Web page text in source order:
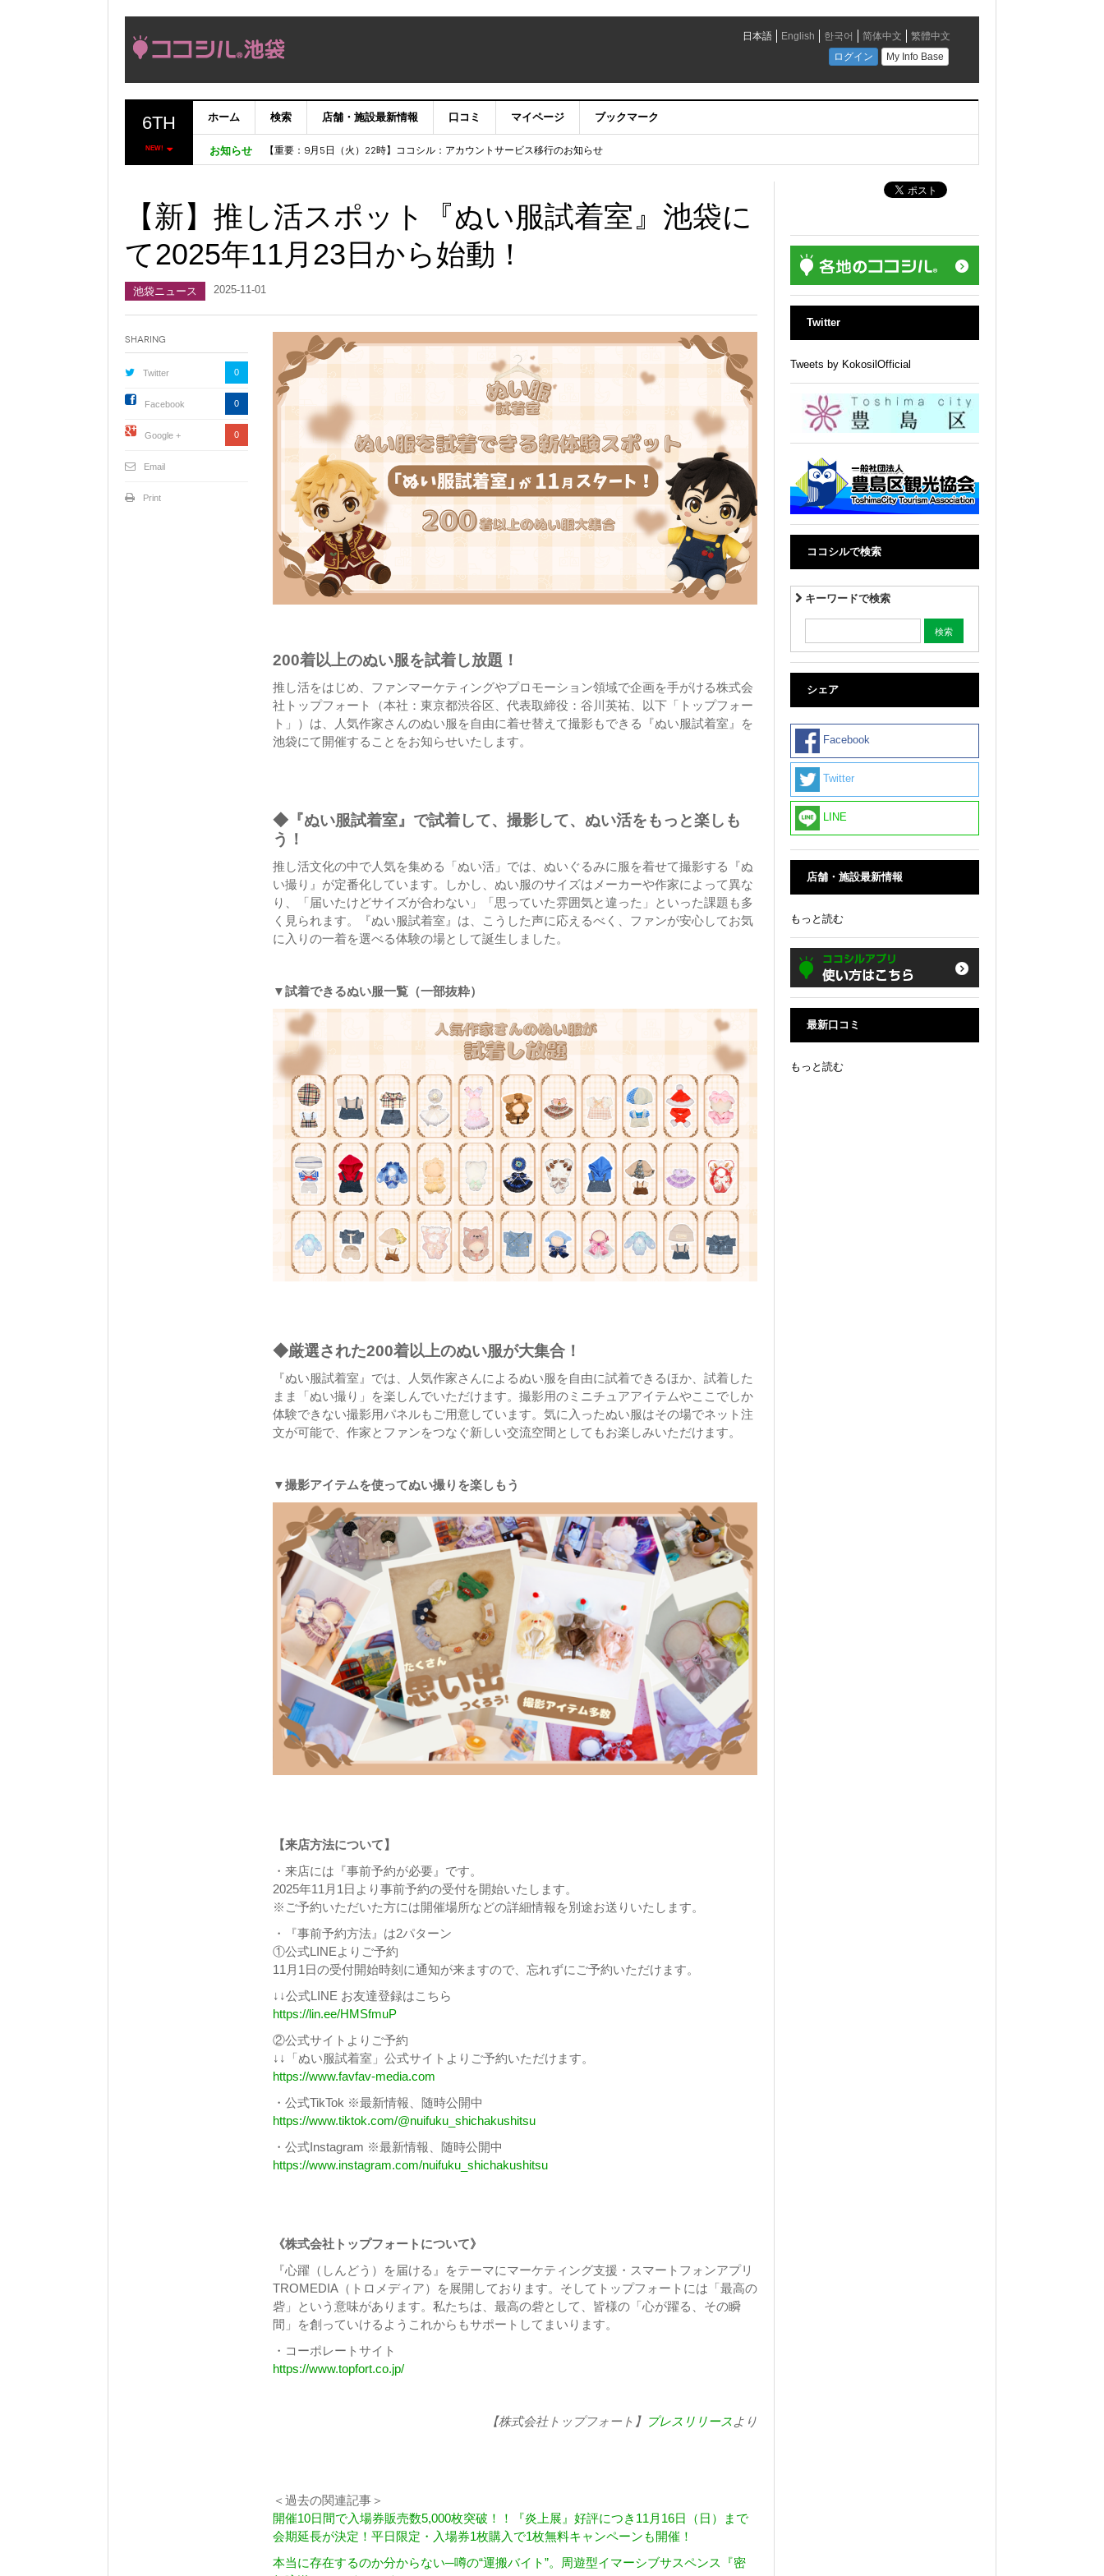
6TH
NEW!
ホーム 検索 店舗・施設最新情報 口コミ マイページ ブックマーク
お知らせ
【完了】システムメンテナンス作業に伴うサイト・アプリ利用停止のお知らせ
【重要：9月5日（火）22時】ココシル：アカウントサービス移行のお知らせ
「いま、困っている店舗の皆様を応援させていただきたい！」
【新】推し活スポット『ぬい服試着室』池袋に
て2025年11月23日から始動！
池袋ニュース 2025-11-01
200着以上のぬい服を試着し放題！
推し活をはじめ、ファンマーケティングやプロモーション領域で企画を手がける株式会
社トップフォート（本社：東京都渋谷区、代表取締役：谷川英祐、以下「トップフォー
ト」）は、人気作家さんのぬい服を自由に着せ替えて撮影もできる『ぬい服試着室』を
池袋にて開催することをお知らせいたします。
◆『ぬい服試着室』で試着して、撮影して、ぬい活をもっと楽しも
う！
推し活文化の中で人気を集める「ぬい活」では、ぬいぐるみに服を着せて撮影する『ぬ
い撮り』が定番化しています。しかし、ぬい服のサイズはメーカーや作家によって異な
り、「届いたけどサイズが合わない」「思っていた雰囲気と違った」といった課題も多
く見られます。『ぬい服試着室』は、こうした声に応えるべく、ファンが安心してお気
に入りの一着を選べる体験の場として誕生しました。
▼試着できるぬい服一覧（一部抜粋）
◆厳選された200着以上のぬい服が大集合！
『ぬい服試着室』では、人気作家さんによるぬい服を自由に試着できるほか、試着した
まま「ぬい撮り」を楽しんでいただけます。撮影用のミニチュアアイテムやここでしか
体験できない撮影用パネルもご用意しています。気に入ったぬい服はその場でネット注
文が可能で、作家とファンをつなぐ新しい交流空間としてもお楽しみいただけます。
▼撮影アイテムを使ってぬい撮りを楽しもう
【来店方法について】
・来店には『事前予約が必要』です。
2025年11月1日より事前予約の受付を開始いたします。
※ご予約いただいた方には開催場所などの詳細情報を別途お送りいたします。
・『事前予約方法』は2パターン
①公式LINEよりご予約
11月1日の受付開始時刻に通知が来ますので、忘れずにご予約いただけます。
↓↓公式LINE お友達登録はこちら
https://lin.ee/HMSfmuP
②公式サイトよりご予約
↓↓「ぬい服試着室」公式サイトよりご予約いただけます。
https://www.favfav-media.com
・公式TikTok ※最新情報、随時公開中
https://www.tiktok.com/@nuifuku_shichakushitsu
・公式Instagram ※最新情報、随時公開中
https://www.instagram.com/nuifuku_shichakushitsu
《株式会社トップフォートについて》
『心躍（しんどう）を届ける』をテーマにマーケティング支援・スマートフォンアプリ
TROMEDIA（トロメディア）を展開しております。そしてトップフォートには「最高の
砦」という意味があります。私たちは、最高の砦として、皆様の「心が躍る、その瞬
間」を創っていけるようこれからもサポートしてまいります。
・コーポレートサイト
https://www.topfort.co.jp/
【株式会社トップフォート】 プレスリリースより
＜過去の関連記事＞
開催10日間で入場券販売数5,000枚突破！！『炎上展』好評につき11月16日（日）まで
会期延長が決定！平日限定・入場券1枚購入で1枚無料キャンペーンも開催！
本当に存在するのか分からない─噂の“運搬バイト”。周遊型イマーシブサスペンス『密
Sharing
Twitter 0
Facebook 0
Google + 0
Email
Print
Twitter
Tweets by KokosilOfficial
ココシルで検索
キーワードで検索
シェア
Facebook
Twitter
LINE
店舗・施設最新情報
もっと読む
最新口コミ
もっと読む